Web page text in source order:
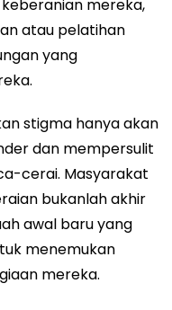
mereka,
atau pelatihan
yang
stigma hanya akan
dan mempersulit
cerai. Masyarakat
bukanlah akhir
awal baru yang
menemukan
mereka.